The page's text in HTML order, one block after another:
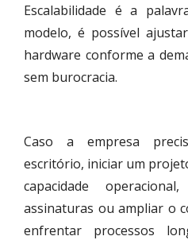
Escalabilidade é a
modelo, é possível
hardware conforme a
sem burocracia.
Caso a empresa
escritório, iniciar um
capacidade
assinaturas ou ampliar o
enfrentar processos